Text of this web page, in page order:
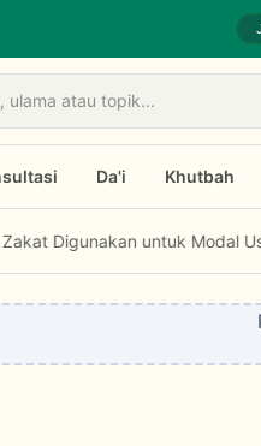
Da'i Khutbah
LPPOM Raih Indonesia